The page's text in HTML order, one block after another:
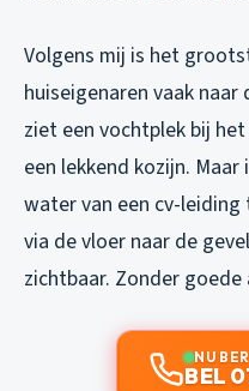
Volgens mij is het
huiseigenaren vaak naar
ziet een vochtplek bij
een lekkend kozijn.
water van een cv-
via de vloer naar de
zichtbaar. Zonder
NU
BEL